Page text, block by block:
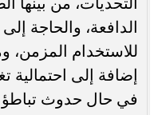
الدافعة، والحاجة
للاستخدام المزمن،
إضافة إلى احتمالية
في حال حدوث تباطؤ